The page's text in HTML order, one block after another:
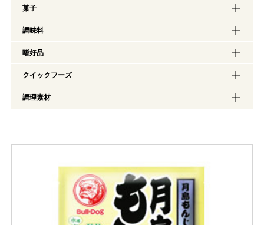
菓子
調味料
嗜好品
クイックフーズ
調理素材